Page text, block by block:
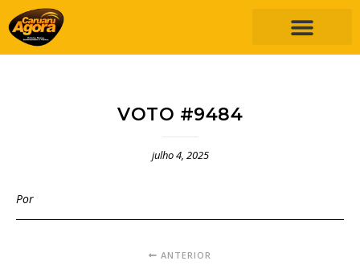
VOTO #9484
julho 4, 2025
Por
ANTERIOR